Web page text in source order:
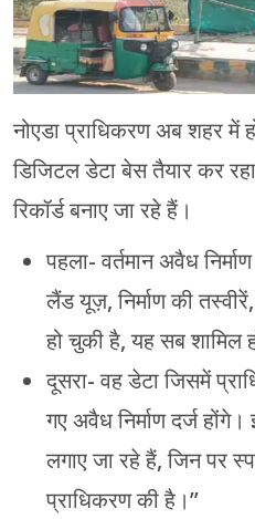
नोएडा प्राधिकरण अब शहर में
डिजिटल डेटा बेस तैयार कर
रिकॉर्ड बनाए जा रहे हैं।
पहला- वर्तमान अवैध
लैंड यूज़, निर्माण की
हो चुकी है, यह सब शामिल
दूसरा- वह डेटा जिसमें
गए अवैध निर्माण दर्ज होंगे।
लगाए जा रहे हैं, जिन पर
प्राधिकरण की है।”
रामपुर